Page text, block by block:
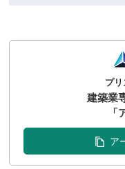
プ
建築業
「
ア